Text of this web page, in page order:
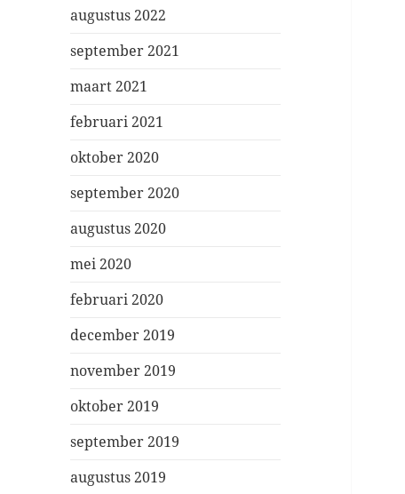
augustus 2022
september 2021
maart 2021
februari 2021
oktober 2020
september 2020
augustus 2020
mei 2020
februari 2020
december 2019
november 2019
oktober 2019
september 2019
augustus 2019